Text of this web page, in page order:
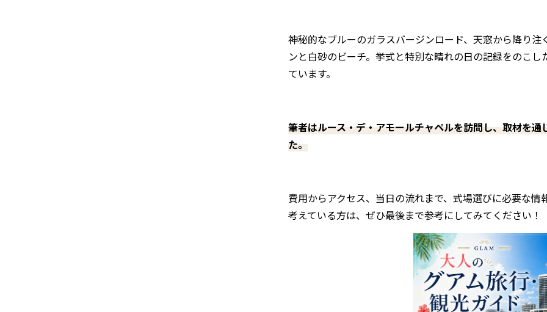
神秘的なブルーのガラスバージンロード、天窓から降り
ンと白砂のビーチ。挙式と特別な晴れの日の記録をのこ
ています。
筆者はルース・デ・アモールチャペルを訪問し、取材を
た。
費用からアクセス、当日の流れまで、式場選びに必要な
考えている方は、ぜひ最後まで参考にしてみてください！